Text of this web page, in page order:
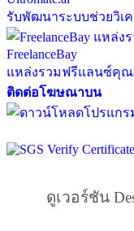
รับพัฒนาระบบช่วยวิเ
FreelanceBay
แหล่งรวมฟรีแลนซ์คุ
ติดต่อโฆษณาบน
ดูเวอร์ชัน